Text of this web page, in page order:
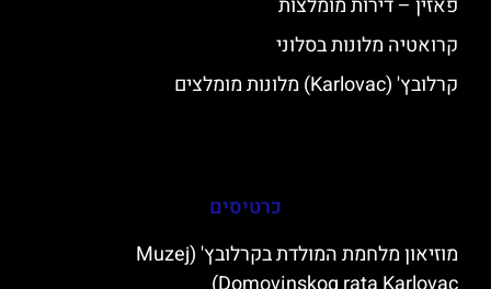
פאזין – דירות מומלצות
קרואטיה מלונות בסלוני
קרלובץ' (Karlovac) מלונות מומלצים
כרטיסים
מוזיאון מלחמת המולדת בקרלובץ' (Muzej